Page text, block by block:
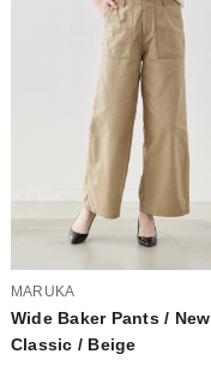
MARUKA
Wide Baker Pants / New
Classic / Beige